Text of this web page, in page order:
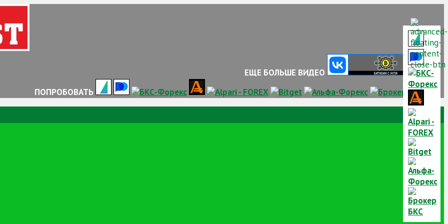
ЕЩЕ БОЛЬШЕ ВИДЕО
ПОПРОБОВАТЬ